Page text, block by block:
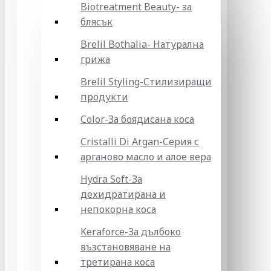
Biotreatment Beauty- за
блясък
Brelil Bothalia- Натурална
грижа
Brelil Styling-Стилизиращи
продукти
Color-За боядисана коса
Cristalli Di Argan-Серия с
арганово масло и алое вера
Hydra Soft-За
дехидратирана и
непокорна коса
Keraforce-За дълбоко
възстановяване на
третирана коса